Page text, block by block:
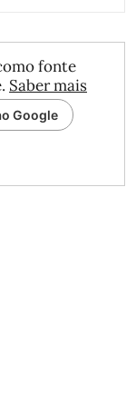
fonte
Saber mais
Google